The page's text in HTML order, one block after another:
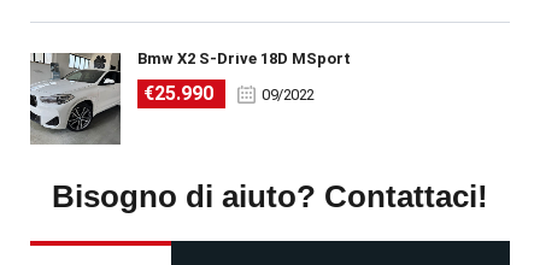
Bmw X2 S-Drive 18D MSport
€25.990 09/2022
Bisogno di aiuto? Contattaci!